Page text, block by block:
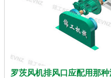
罗茨风机排风口应配用那